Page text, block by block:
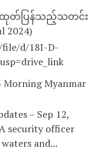
း ထုတ်ပြန်သည့်သတင်း
2024)
file/d/18I-D-
Morning Myanmar
– Sep 12,
security officer
and...